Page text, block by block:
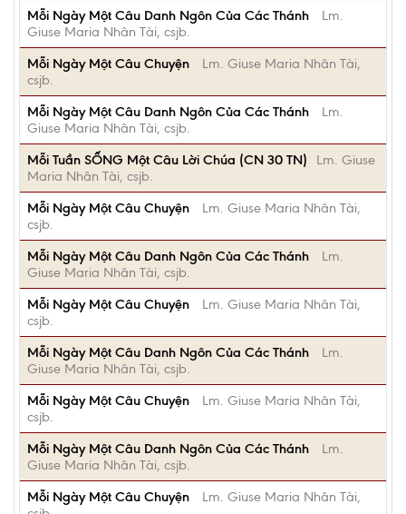
Mỗi Ngày Một Câu Danh Ngôn Của Các Thánh
Lm.
Giuse Maria Nhân Tài, csjb.
Mỗi Ngày Một Câu Chuyện
Lm. Giuse Maria Nhân Tài,
csjb.
Mỗi Ngày Một Câu Danh Ngôn Của Các Thánh
Lm.
Giuse Maria Nhân Tài, csjb.
Mỗi Tuần SỐNG Một Câu Lời Chúa (CN 30 TN)
Lm. Giuse
Maria Nhân Tài, csjb.
Mỗi Ngày Một Câu Chuyện
Lm. Giuse Maria Nhân Tài,
csjb.
Mỗi Ngày Một Câu Danh Ngôn Của Các Thánh
Lm.
Giuse Maria Nhân Tài, csjb.
Mỗi Ngày Một Câu Chuyện
Lm. Giuse Maria Nhân Tài,
csjb.
Mỗi Ngày Một Câu Danh Ngôn Của Các Thánh
Lm.
Giuse Maria Nhân Tài, csjb.
Mỗi Ngày Một Câu Chuyện
Lm. Giuse Maria Nhân Tài,
csjb.
Mỗi Ngày Một Câu Danh Ngôn Của Các Thánh
Lm.
Giuse Maria Nhân Tài, csjb.
Mỗi Ngày Một Câu Chuyện
Lm. Giuse Maria Nhân Tài,